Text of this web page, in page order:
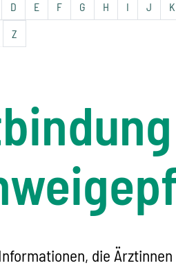
D E F G H I J K
Z
die